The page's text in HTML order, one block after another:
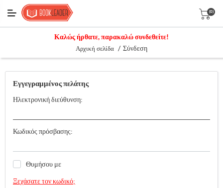
(0)
Καλώς ήρθατε, παρακαλώ συνδεθείτε!
Αρχική σελίδα / Σύνδεση
Εγγεγραμμένος πελάτης
Ηλεκτρονική διεύθυνση:
Κωδικός πρόσβασης:
Θυμήσου με
Ξεχάσατε τον κωδικό;